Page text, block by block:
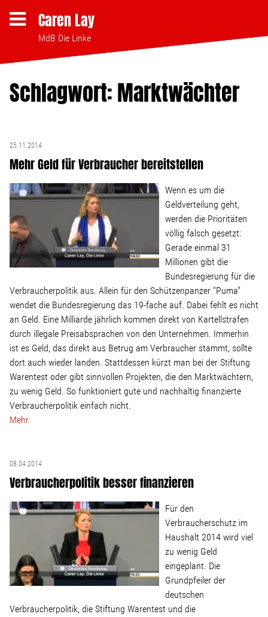
Caren Lay
MdB Die Linke
Themen
Clubsterben stoppen
Strukturwandel
Bodenpolitik
Linke Zukunftsdebatte
Sonstiges
Wahlkreis
Pressemitteilungen
Service
Stellenangebot
Schlagwort: Marktwächter
25.11.2014
Mehr Geld für Verbraucher bereitstellen
Wenn es um die
Geldverteilung geht,
werden die Prioritäten
völlig falsch gesetzt:
Gerade einmal 31
Millionen gibt die
Bundesregierung für die
Verbraucherpolitik aus. Allein für den Schützenpanzer "Puma"
wendet die Bundesregierung das 19-fache auf. Dabei fehlt es nicht
an Geld. Eine Milliarde jährlich kommen direkt von Kartellstrafen
durch illegale Preisabsprachen von den Unternehmen. Immerhin
ist es Geld, das direkt aus Betrug am Verbraucher stammt, sollte
dort auch wieder landen. Stattdessen kürzt man bei der Stiftung
Warentest oder gibt sinnvollen Projekten, die den Marktwächtern,
zu wenig Geld. So funktioniert gute und nachhaltig finanzierte
Verbraucherpolitik einfach nicht.
Mehr
08.04.2014
Verbraucherpolitik besser finanzieren
Für den
Verbraucherschutz im
Haushalt 2014 wird viel
zu wenig Geld
eingeplant. Die
Grundpfeiler der
deutschen
Verbraucherpolitik, die Stiftung Warentest und die